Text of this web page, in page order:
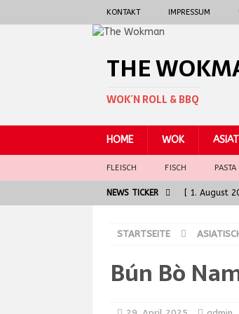
KONTAKT IMPRESSUM
THE
WOK´N ROLL & BBQ
HOME WOK
FLEISCH FISCH PASTA
NEWS TICKER [ 1. August
[ 5. Juni 2025
ASIATISCH
[ 7. August
STARTSEITE
Bún Bò